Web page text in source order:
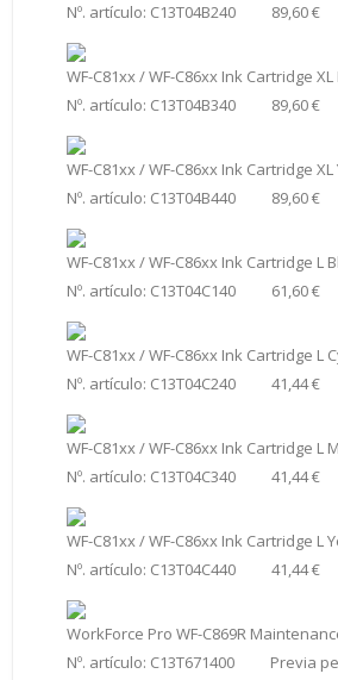
Nº. artículo: C13T04B240 89,60 €
WF-C81xx / WF-C86xx Ink Cartridge
Nº. artículo: C13T04B340 89,60 €
WF-C81xx / WF-C86xx Ink Cartridge
Nº. artículo: C13T04B440 89,60 €
WF-C81xx / WF-C86xx Ink Cartridge L
Nº. artículo: C13T04C140 61,60 €
WF-C81xx / WF-C86xx Ink Cartridge L
Nº. artículo: C13T04C240 41,44 €
WF-C81xx / WF-C86xx Ink Cartridge L
Nº. artículo: C13T04C340 41,44 €
WF-C81xx / WF-C86xx Ink Cartridge L
Nº. artículo: C13T04C440 41,44 €
WorkForce Pro WF-C869R
Nº. artículo: C13T671400 Previa